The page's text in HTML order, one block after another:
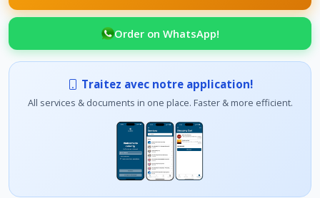
Order on WhatsApp!
Traitez avec notre application!
All services & documents in one place. Faster & more efficient.